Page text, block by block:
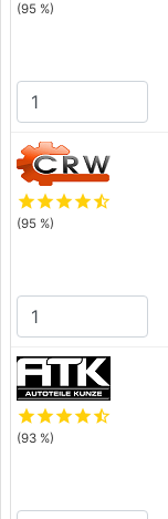
(95 %)
starstarstarstarstar_half
(95 %)
starstarstarstarstar_half
(93 %)